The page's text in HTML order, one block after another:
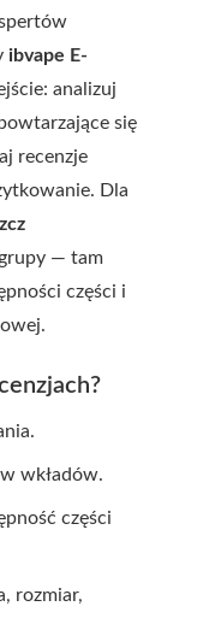
ibvape E-
analizuj
się
recenzje
Dla
— tam
części i
wkładów.
części
rozmiar,